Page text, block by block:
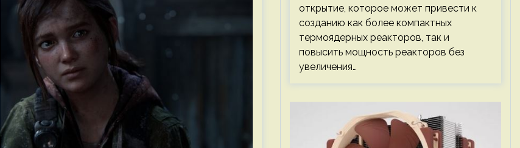
открытие, которое может привести к
созданию как более компактных
термоядерных реакторов, так и
повысить мощность реакторов без
увеличения…